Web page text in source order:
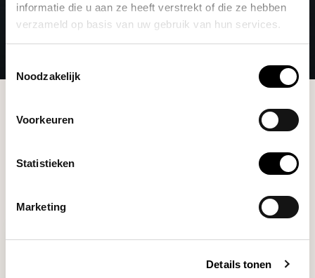
informatie die u aan ze heeft verstrekt of die ze hebben
verzameld op basis van uw gebruik van hun services.
Noodzakelijk
Voorkeuren
Statistieken
Marketing
Details tonen